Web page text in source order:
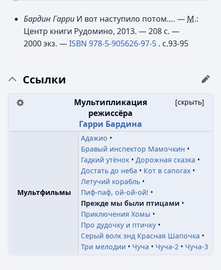
Бардин Гарри И вот наступило потом…. — М.:
Центр книги Рудомино, 2013. — 208 с. —
2000 экз. —ISBN 978-5-905626-97-5 . с.93-95
Ссылки
[скрыть]
Мультипликация
режиссёра
Гарри Бардина
Мультфильмы
Адажио
Бравый инспектор Мамочкин
Гадкий утёнок
Дорожная сказка
Достать до неба
Кот в сапогах
Летучий корабль
Пиф-паф, ой-ой-ой!
Прежде мы были птицами
Приключения Хомы
Про дудочку и птичку
Серый волк энд Красная Шапочка
Три мелодии
Чуча Чуча-2 Чуча-3